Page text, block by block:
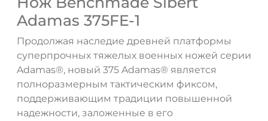
Adamas 375FE-1
Продолжая наследие древней платформы
суперпрочных тяжелых военных ножей серии
Adamas®, новый 375 Adamas® является
полноразмерным тактическим фиксом,
поддерживающим традиции повышенной
надежности, заложенные в его